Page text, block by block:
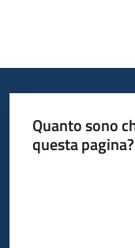
Quanto sono
questa pagina?